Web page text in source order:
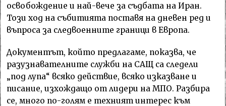
освобождение и най-вече за съдбата на Иран.
Този ход на събитията поставя на дневен ред и
въпроса за следвоенните граници в Европа.
Документът, който предлагаме, показва, че
разузнавателните служби на САЩ са следели
„под лупа“ всяко действие, всяко изказване и
писание, изхождащо от лидери на МПО. Разбира
се, много по-голям е техният интерес към